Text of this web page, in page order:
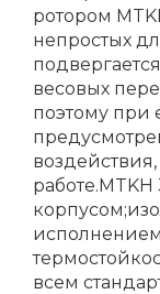
ротором
непростых
весовых
поэтому при
всем